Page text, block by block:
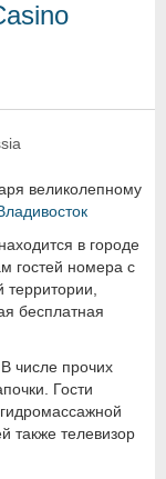
великолепному
в городе
гостей номера с
территории,
бесплатная
числе прочих
Гости
также телевизор